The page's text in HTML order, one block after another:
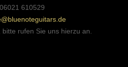
06021 610529
bitte rufen Sie uns hierzu an.